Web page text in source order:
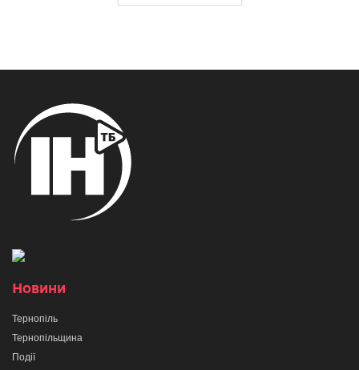
Новини
Тернопіль
Тернопільщина
Події